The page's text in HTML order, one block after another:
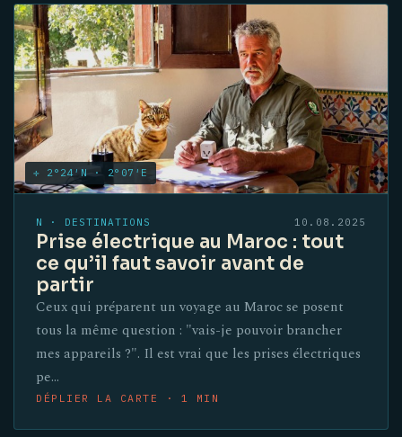
✛ 2°24′N · 2°07′E
N · DESTINATIONS 10.08.2025
Prise électrique au Maroc : tout
ce qu’il faut savoir avant de
partir
Ceux qui préparent un voyage au Maroc se posent
tous la même question : "vais-je pouvoir brancher
mes appareils ?". Il est vrai que les prises électriques
pe…
DÉPLIER LA CARTE · 1 MIN